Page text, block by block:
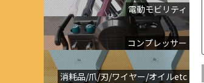
電動モビリティ
コンプレッサー
消耗品/爪/刃/ワイヤー/オイルetc